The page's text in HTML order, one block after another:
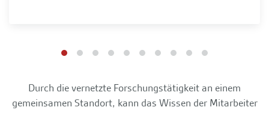
Durch die vernetzte Forschungstätigkeit an einem
gemeinsamen Standort, kann das Wissen der Mitarbeiter